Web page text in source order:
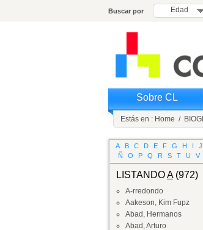
Buscar por Edad
Sobre CL
Estás en : Home /
A B C D E F G H I J
Ñ
O P Q R S T U V
LISTANDOA(972)
A-rredondo
Aakeson, Kim Fupz
Abad, Hermanos
Abad, Arturo